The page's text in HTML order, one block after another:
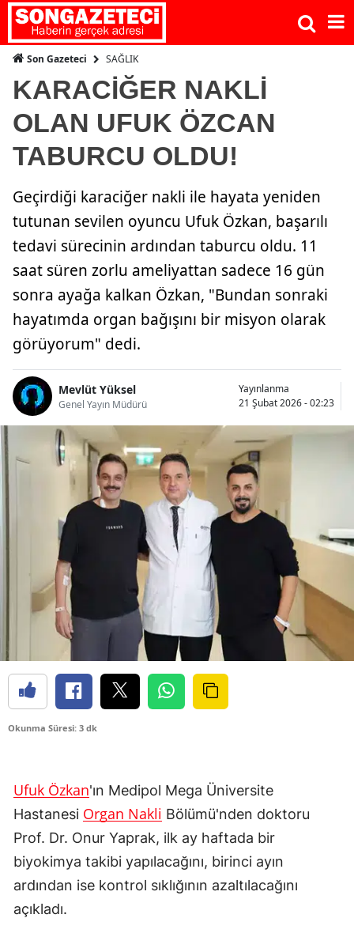
Son Gazeteci SAĞLIK
KARACİĞER NAKLİ
OLAN UFUK ÖZCAN
TABURCU OLDU!
Geçirdiği karaciğer nakli ile hayata yeniden
tutunan sevilen oyuncu Ufuk Özkan, başarılı
tedavi sürecinin ardından taburcu oldu. 11
saat süren zorlu ameliyattan sadece 16 gün
sonra ayağa kalkan Özkan, "Bundan sonraki
hayatımda organ bağışını bir misyon olarak
görüyorum" dedi.
Mevlüt Yüksel
Genel Yayın Müdürü
Yayınlanma
21 Şubat 2026 - 02:23
Okunma Süresi: 3 dk
Ufuk Özkan'ın Medipol Mega Üniversite
Hastanesi Organ Nakli Bölümü'nden doktoru
Prof. Dr. Onur Yaprak, ilk ay haftada bir
biyokimya takibi yapılacağını, birinci ayın
ardından ise kontrol sıklığının azaltılacağını
açıkladı.